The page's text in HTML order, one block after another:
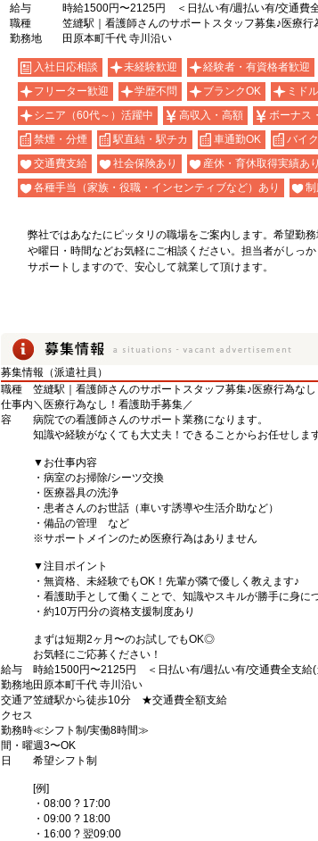
給与
時給1500円〜2125円 ＜日払い有/週払い有/交通費
職種
笠縫駅｜看護師さんのサポートスタッフ募集♪医療行
勤務地
田原本町千代 寺川沿い
入社日応相談 未経験歓迎 経験者・有資格者歓迎
フリーター歓迎
学歴不問 ブランクOK ミド
シニア（60代～）活躍中
高収入・高額 ボーナス
禁煙・分煙
駅直結・駅チカ 車通勤OK バイ
交通費支給
社会保険あり 産休・育休取得実績あり
各種手当（家族・役職・インセンティブなど）あり
弊社ではあなたにピッタリの職場をご案内します。希望勤
や曜日・時間などお気軽にご相談ください。担当者がしっか
サポートしますので、安心して就業して頂けます。
募集情報（派遣社員）
職種
笠縫駅｜看護師さんのサポートスタッフ募集♪医療行為なし
仕事内
容
＼医療行為なし！看護助手募集／
病院での看護師さんのサポート業務になります。
知識や経験がなくても大丈夫！できることからお任せしま
▼お仕事内容
・病室のお掃除/シーツ交換
・医療器具の洗浄
・患者さんのお世話（車いす誘導や生活介助など）
・備品の管理 など
※サポートメインのため医療行為はありません
▼注目ポイント
・無資格、未経験でもOK！先輩が隣で優しく教えます♪
・看護助手として働くことで、知識やスキルが勝手に身に
・約10万円分の資格支援制度あり
まずは短期2ヶ月〜のお試しでもOK◎
お気軽にご応募ください！
給与
時給1500円〜2125円 ＜日払い有/週払い有/交通費全支給(
勤務地田原本町千代 寺川沿い
交通ア
クセス
笠縫駅から徒歩10分 ★交通費全額支給
勤務時
間・曜
日
≪シフト制/実働8時間≫
週3〜OK
希望シフト制
[例]
・08:00 ? 17:00
・09:00 ? 18:00
・16:00 ? 翌09:00